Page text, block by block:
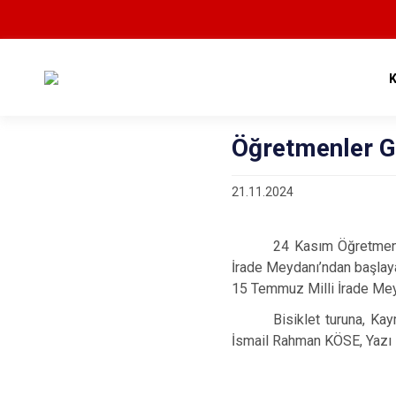
Öğretmenler
21.11.2024
24 Kasım
İrade Meydanı’ndan
15 Temmuz Milli İrade
Bisiklet turuna,
İsmail Rahman KÖSE,